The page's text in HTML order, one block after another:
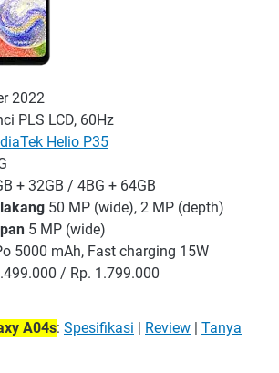
2022
PLS LCD, 60Hz
Helio P35
+ 32GB / 4BG + 64GB
50 MP (wide), 2 MP (depth)
5 MP (wide)
5000 mAh, Fast charging 15W
/ Rp. 1.799.000
A04s: Spesifikasi Review
Tanya